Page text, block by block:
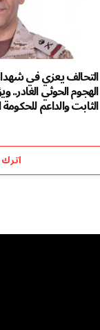
التحالف يعزي في
الهجوم الحوثي
الثابت والداعم